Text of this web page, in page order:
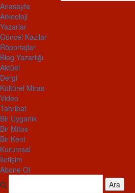
Anasayfa
Arkeoloji
Yazarlar
Güncel Kazılar
Röportajlar
Blog Yazarlığı
Aktüel
Dergi
Kültürel Miras
Video
Tahribat
Bir Uygarlık
Bir Mitos
Bir Kent
Kurumsal
İletişim
Abone Ol
Ara